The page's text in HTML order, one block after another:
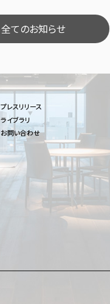
全てのお知らせ
プレスリリース
ライブラリ
お問い合わせ